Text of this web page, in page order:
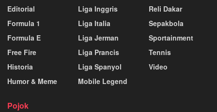
Editorial
Formula 1
Formula E
Free Fire
Historia
Humor & Meme
Liga Inggris
Liga Italia
Liga Jerman
Liga Prancis
Liga Spanyol
Mobile Legend
Reli Dakar
Sepakbola
Sportainment
Tennis
Video
Pojok